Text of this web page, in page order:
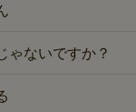
ゃないですか？